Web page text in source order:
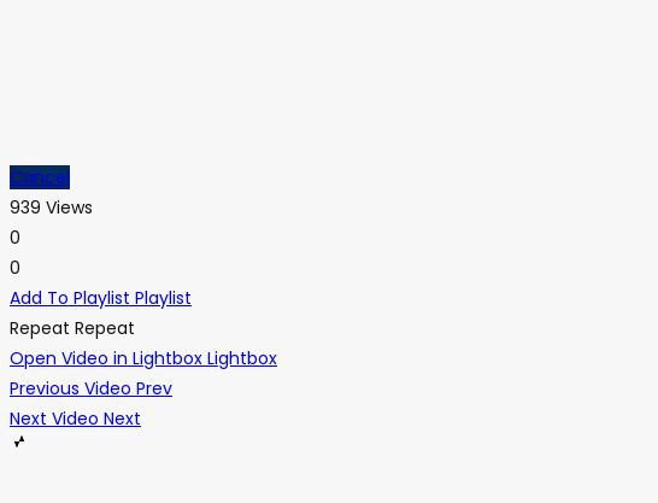
Cancel
939 Views
0
0
Add To Playlist Playlist
Repeat Repeat
Open Video in Lightbox Lightbox
Previous Video Prev
Next Video Next